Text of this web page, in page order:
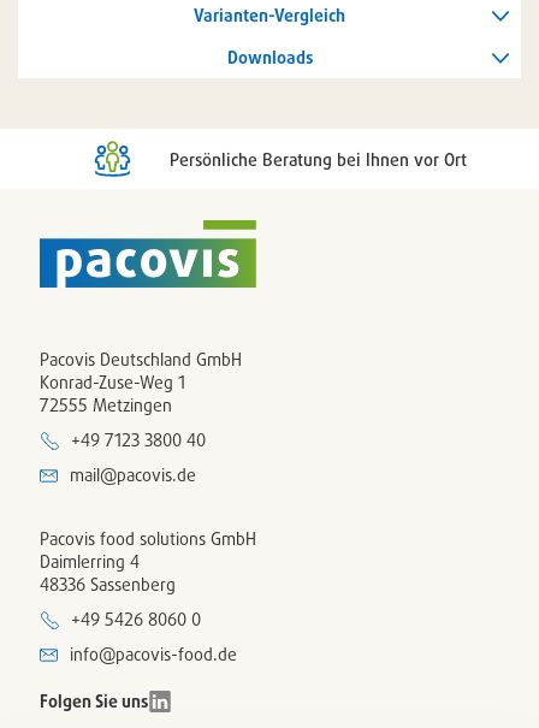
Varianten-Vergleich
Downloads
Persönliche Beratung bei Ihnen vor Ort
Pacovis Deutschland GmbH
Konrad-Zuse-Weg 1
72555 Metzingen
+49 7123 3800 40
mail@pacovis.de
Pacovis food solutions GmbH
Daimlerring 4
48336 Sassenberg
+49 5426 8060 0
info@pacovis-food.de
Folgen Sie uns